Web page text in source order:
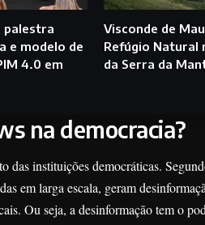
palestra
e modelo de
4.0 em
Visconde de
Refúgio Natural
da Serra da
na democracia?
das instituições democráticas.
em larga escala, geram
Ou seja, a desinformação tem o